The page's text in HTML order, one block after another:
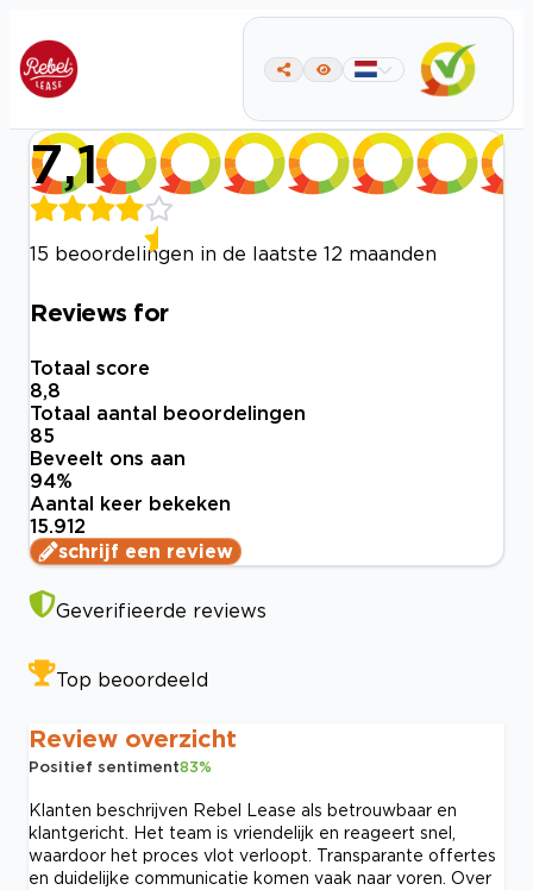
7,1
15 beoordelingen in de laatste 12 maanden
Reviews for
Totaal score
8,8
Totaal aantal beoordelingen
85
Beveelt ons aan
94%
Aantal keer bekeken
15.912
schrijf een review
Geverifieerde reviews
Top beoordeeld
Review overzicht
Positief sentiment83%
Klanten beschrijven Rebel Lease als betrouwbaar en
klantgericht. Het team is vriendelijk en reageert snel,
waardoor het proces vlot verloopt. Transparante offertes
en duidelijke communicatie komen vaak naar voren. Over